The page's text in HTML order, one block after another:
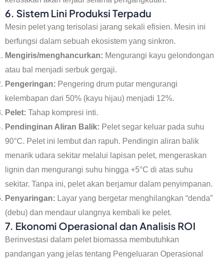
6. Sistem Lini Produksi Terpadu
Mesin pelet yang terisolasi jarang sekali efisien. Mesin ini
berfungsi dalam sebuah ekosistem yang sinkron.
Mengiris/menghancurkan: Mengurangi kayu gelondongan
atau bal menjadi serbuk gergaji.
Pengeringan: Pengering drum putar mengurangi
kelembapan dari 50% (kayu hijau) menjadi 12%.
Pelet: Tahap kompresi inti.
Pendinginan Aliran Balik: Pelet segar keluar pada suhu
90°C. Pelet ini lembut dan rapuh. Pendingin aliran balik
menarik udara sekitar melalui lapisan pelet, mengeraskan
lignin dan mengurangi suhu hingga +5°C di atas suhu
sekitar. Tanpa ini, pelet akan berjamur dalam penyimpanan.
Penyaringan: Layar yang bergetar menghilangkan “denda”
(debu) dan mendaur ulangnya kembali ke pelet.
7. Ekonomi Operasional dan Analisis ROI
Berinvestasi dalam pelet biomassa membutuhkan
pandangan yang jelas tentang Pengeluaran Operasional